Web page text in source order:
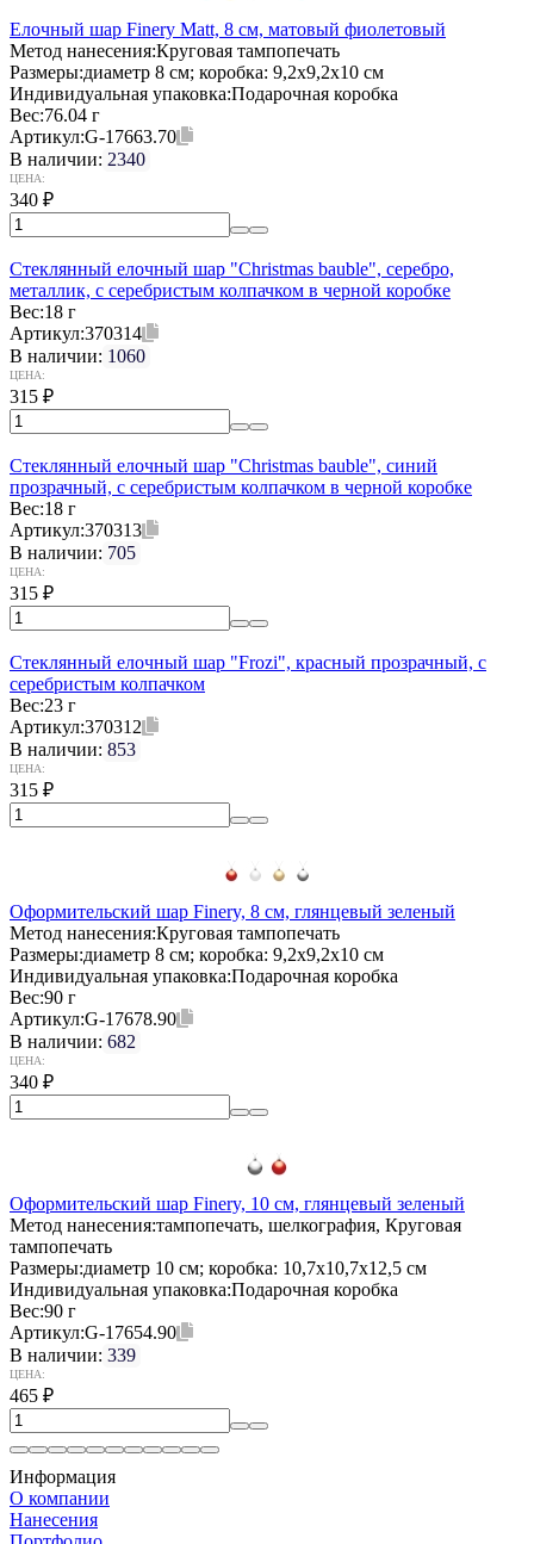
Елочный шар Finery Matt, 8 см, матовый фиолетовый
Метод нанесения:Круговая тампопечать
Размеры:диаметр 8 см; коробка: 9,2х9,2х10 см
Индивидуальная упаковка:Подарочная коробка
Вес:76.04 г
Артикул:G-17663.70
В наличии: 2340
ЦЕНА:
340 ₽
Стеклянный елочный шар "Christmas bauble", серебро,
металлик, с серебристым колпачком в черной коробке
Вес:18 г
Артикул:370314
В наличии: 1060
ЦЕНА:
315 ₽
Стеклянный елочный шар "Christmas bauble", синий
прозрачный, с серебристым колпачком в черной коробке
Вес:18 г
Артикул:370313
В наличии: 705
ЦЕНА:
315 ₽
Стеклянный елочный шар "Frozi", красный прозрачный, с
серебристым колпачком
Вес:23 г
Артикул:370312
В наличии: 853
ЦЕНА:
315 ₽
Оформительский шар Finery, 8 см, глянцевый зеленый
Метод нанесения:Круговая тампопечать
Размеры:диаметр 8 см; коробка: 9,2х9,2х10 см
Индивидуальная упаковка:Подарочная коробка
Вес:90 г
Артикул:G-17678.90
В наличии: 682
ЦЕНА:
340 ₽
Оформительский шар Finery, 10 см, глянцевый зеленый
Метод нанесения:тампопечать, шелкография, Круговая
тампопечать
Размеры:диаметр 10 см; коробка: 10,7х10,7х12,5 см
Индивидуальная упаковка:Подарочная коробка
Вес:90 г
Артикул:G-17654.90
В наличии: 339
ЦЕНА:
465 ₽
Информация
О компании
Нанесения